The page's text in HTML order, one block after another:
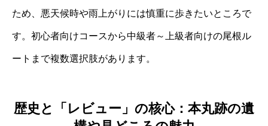
ため、悪天候時や雨上がりには慎重に歩きたいところで
す。初心者向けコースから中級者～上級者向けの尾根ル
ートまで複数選択肢があります。
歴史と「レビュー」の核心：本丸跡の遺